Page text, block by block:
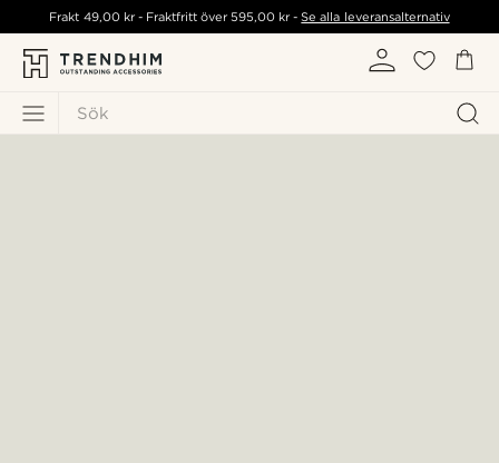
Sök
Frakt 49,00 kr- Fraktfritt över595,00 kr -Se alla leveransalternativ